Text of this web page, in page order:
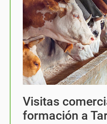
Visitas
formación a